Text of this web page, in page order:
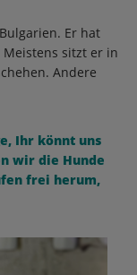
Er hat
Meistens sitzt er in
Andere
Ihr könnt uns
wir die Hunde
frei herum,